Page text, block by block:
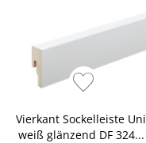
Vierkant Sockelleiste Uni
weiß glänzend DF 324...